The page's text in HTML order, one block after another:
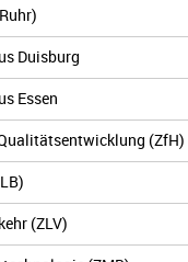
Duisburg
Essen
(ZfH)
(ZLV)